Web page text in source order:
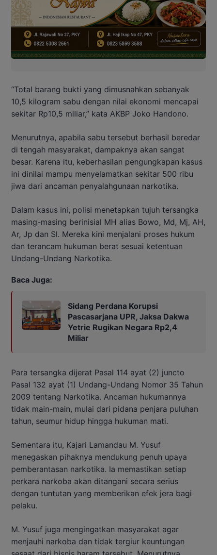
“Total barang bukti yang dimusnahkan sebanyak
10,5 kilogram sabu dengan nilai ekonomi mencapai
sekitar Rp10,5 miliar,” kata AKBP Joko Handono.
Menurutnya, apabila sabu tersebut berhasil beredar
di tengah masyarakat, dampaknya akan sangat
besar. Karena itu, keberhasilan pengungkapan kasus
ini dinilai mampu menyelamatkan sekitar 500 ribu
jiwa dari ancaman penyalahgunaan narkotika.
Dalam kasus ini, polisi menetapkan tujuh tersangka
masing-masing berinisial MH alias Bowo, Md, Mj, AH,
Ar, Jp dan Sl. Mereka kini menjalani proses hukum
dan terancam hukuman berat sesuai ketentuan
Undang-Undang Narkotika.
Baca Juga:
Sidang Perdana Korupsi
Pascasarjana UPR, Jaksa Dakwa
Yetrie Rugikan Negara Rp2,4
Miliar
Para tersangka dijerat Pasal 114 ayat (2) juncto
Pasal 132 ayat (1) Undang-Undang Nomor 35 Tahun
2009 tentang Narkotika. Ancaman hukumannya
tidak main-main, mulai dari pidana penjara puluhan
tahun, seumur hidup hingga hukuman mati.
Sementara itu, Kajari Lamandau M. Yusuf
menegaskan pihaknya mendukung penuh upaya
pemberantasan narkotika. Ia memastikan setiap
perkara narkoba akan ditangani secara serius
dengan tuntutan yang memberikan efek jera bagi
pelaku.
M. Yusuf juga mengingatkan masyarakat agar
menjauhi narkoba dan tidak tergiur keuntungan